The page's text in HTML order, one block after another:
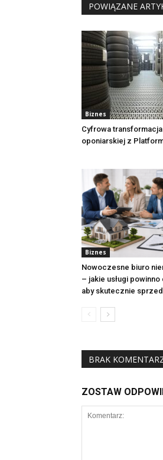
POWIĄZANE
Biznes
Cyfrowa
oponiarskiej z
Biznes
Nowoczesne biuro
– jakie usługi
aby skutecznie
BRAK
ZOSTAW